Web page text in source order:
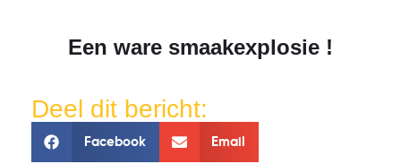
Een ware smaakexplosie !
Deel dit bericht:
Facebook Email